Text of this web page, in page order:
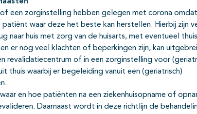
een zorginstelling hebben gelegen met corona
waar deze het beste kan herstellen. Hierbij zijn
naar huis met zorg van de huisarts, met eventueel
er nog veel klachten of beperkingen zijn, kan
revalidatiecentrum of in een zorginstelling voor
thuis waarbij er begeleiding vanuit een (geriatrisch)
en hoe patiënten na een ziekenhuisopname of
Daarnaast wordt in deze richtlijn de